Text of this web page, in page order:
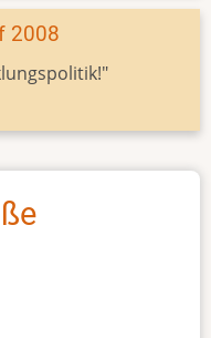
2008